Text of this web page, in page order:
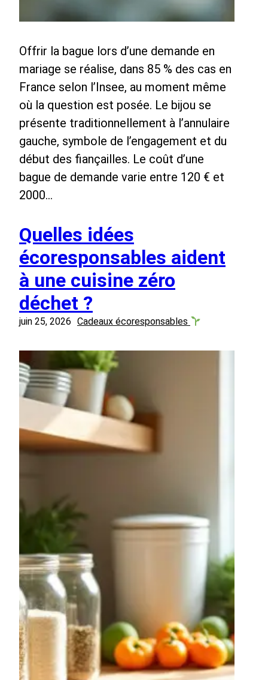
Offrir la bague lors d’une demande en
mariage se réalise, dans 85 % des cas en
France selon l’Insee, au moment même
où la question est posée. Le bijou se
présente traditionnellement à l’annulaire
gauche, symbole de l’engagement et du
début des fiançailles. Le coût d’une
bague de demande varie entre 120 € et
2000…
Quelles idées
écoresponsables aident
à une cuisine zéro
déchet ?
juin 25, 2026 Cadeaux écoresponsables